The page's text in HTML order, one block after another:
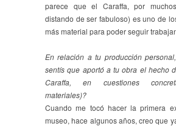
parece que el Caraffa, por
distando de ser fabuloso) es uno de
más material para poder seguir
En relación a tu producción
sentís que aportó a tu obra el hecho
Caraffa, en cuestiones
materiales)?
Cuando me tocó hacer la primera
museo, hace algunos años, creo que